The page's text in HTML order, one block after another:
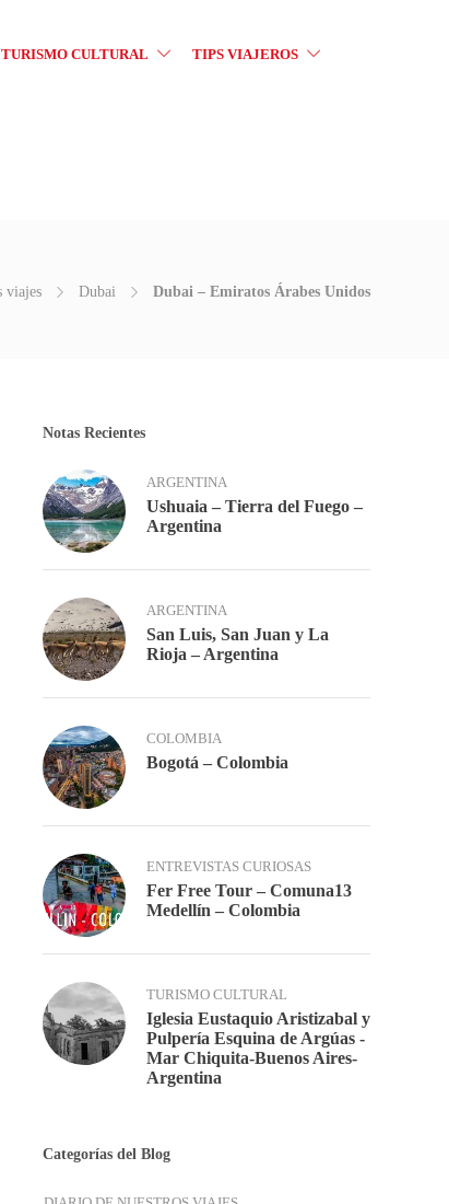
TURISMO CULTURAL TIPS VIAJEROS
viajes Dubai Dubai – Emiratos Árabes Unidos
Notas Recientes
ARGENTINA
Ushuaia – Tierra del Fuego –
Argentina
ARGENTINA
San Luis, San Juan y La
Rioja – Argentina
COLOMBIA
Bogotá – Colombia
ENTREVISTAS CURIOSAS
Fer Free Tour – Comuna13
Medellín – Colombia
TURISMO CULTURAL
Iglesia Eustaquio Aristizabal y
Pulpería Esquina de Argúas -
Mar Chiquita-Buenos Aires-
Argentina
Categorías del Blog